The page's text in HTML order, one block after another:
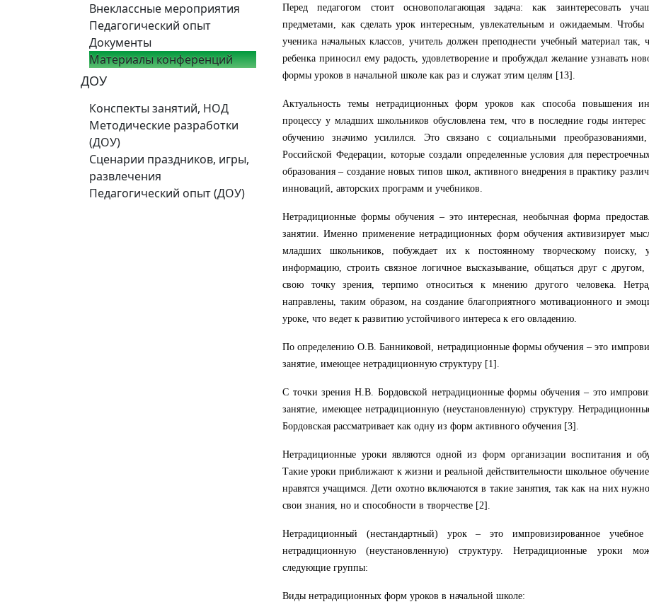
Внеклассные мероприятия
Педагогический опыт
Документы
Материалы конференций
ДОУ
Конспекты занятий, НОД
Методические разработки
(ДОУ)
Сценарии праздников, игры,
развлечения
Педагогический опыт (ДОУ)
Перед педагогом стоит основополагающая задача: как заинтересовать
предметами, как сделать урок интересным, увлекательным и ожидаемым. Чтобы
ученика начальных классов, учитель должен преподнести учебный материал так,
ребенка приносил ему радость, удовлетворение и пробуждал желание узнавать
формы уроков в начальной школе как раз и служат этим целям [13].
Актуальность темы нетрадиционных форм уроков как способа повышения
процессу у младших школьников обусловлена тем, что в последние годы
обучению значимо усилился. Это связано с социальными
Российской Федерации, которые создали определенные условия для
образования – создание новых типов школ, активного внедрения в практику
инноваций, авторских программ и учебников.
Нетрадиционные формы обучения – это интересная, необычная форма
занятии. Именно применение нетрадиционных форм обучения активизирует
младших школьников, побуждает их к постоянному творческому поиску,
информацию, строить связное логичное высказывание, общаться друг с другом,
свою точку зрения, терпимо относиться к мнению другого человека.
направлены, таким образом, на создание благоприятного мотивационного и
уроке, что ведет к развитию устойчивого интереса к его овладению.
По определению О.В. Банниковой, нетрадиционные формы обучения – это
занятие, имеющее нетрадиционную структуру [1].
С точки зрения Н.В. Бордовской нетрадиционные формы обучения – это
занятие, имеющее нетрадиционную (неустановленную) структуру.
Бордовская рассматривает как одну из форм активного обучения [3].
Нетрадиционные уроки являются одной из форм организации воспитания и
Такие уроки приближают к жизни и реальной действительности школьное
нравятся учащимся. Дети охотно включаются в такие занятия, так как на них
свои знания, но и способности в творчестве [2].
Нетрадиционный (нестандартный) урок – это импровизированное
нетрадиционную (неустановленную) структуру. Нетрадиционные уроки
следующие группы:
Виды нетрадиционных форм уроков в начальной школе: